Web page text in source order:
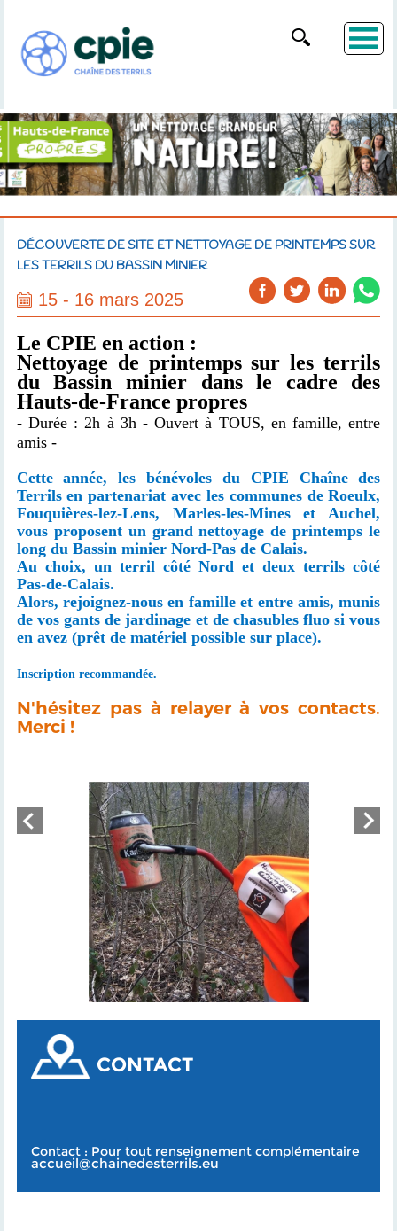
DÉCOUVERTE DE SITE ET NETTOYAGE DE PRINTEMPS SUR
LES TERRILS DU BASSIN MINIER
15 - 16 mars 2025
Le CPIE en action :
Nettoyage de printemps sur les terrils
du Bassin minier dans le cadre des
Hauts-de-France propres
- Durée : 2h à 3h - Ouvert à TOUS, en famille, entre
amis -
Cette année, les bénévoles du CPIE Chaîne des
Terrils en partenariat avec les communes de Roeulx,
Fouquières-lez-Lens, Marles-les-Mines et Auchel,
vous proposent un grand nettoyage de printemps le
long du Bassin minier Nord-Pas de Calais.
Au choix, un terril côté Nord et deux terrils côté
Pas-de-Calais.
Alors, rejoignez-nous en famille et entre amis, munis
de vos gants de jardinage et de chasubles fluo si vous
en avez (prêt de matériel possible sur place).
Inscription recommandée.
N'hésitez pas à relayer à vos contacts.
Merci !
CONTACT
Contact : Pour tout renseignement complémentaire
accueil@chainedesterrils.eu